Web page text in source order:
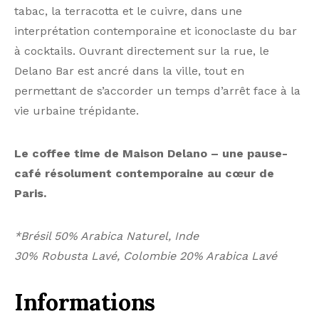
tabac, la terracotta et le cuivre, dans une
interprétation contemporaine et iconoclaste du bar
à cocktails. Ouvrant directement sur la rue, le
Delano Bar est ancré dans la ville, tout en
permettant de s’accorder un temps d’arrêt face à la
vie urbaine trépidante.
Le coffee time de Maison Delano – une pause-
café résolument contemporaine au cœur de
Paris.
*Brésil 50% Arabica Naturel, Inde
30% Robusta Lavé, Colombie 20% Arabica Lavé
Informations